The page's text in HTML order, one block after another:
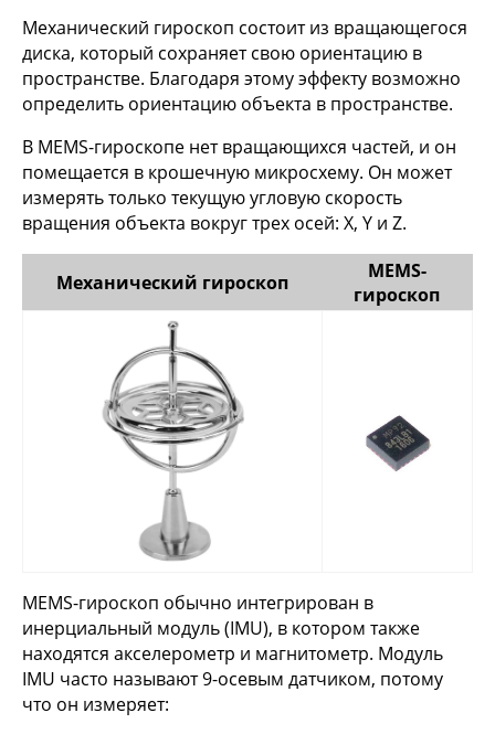
Механический гироскоп состоит из вращающегося
диска, который сохраняет свою ориентацию в
пространстве. Благодаря этому эффекту возможно
определить ориентацию объекта в пространстве.
В MEMS-гироскопе нет вращающихся частей, и он
помещается в крошечную микросхему. Он может
измерять только текущую угловую скорость
вращения объекта вокруг трех осей: X, Y и Z.
Механический гироскоп
MEMS-
гироскоп
MEMS-гироскоп обычно интегрирован в
инерциальный модуль (IMU), в котором также
находятся акселерометр и магнитометр. Модуль
IMU часто называют 9-осевым датчиком, потому
что он измеряет: